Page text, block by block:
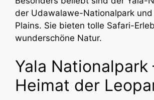
der Udawalawe-Nationalpark
Plains. Sie bieten tolle Safari-
wunderschöne Natur.
Yala Nationalpark
Heimat der